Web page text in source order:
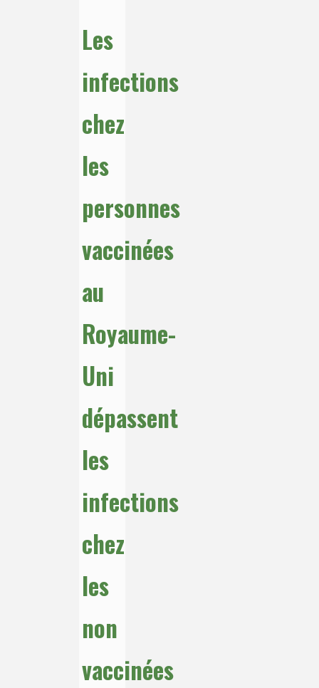
Les
infections
chez
les
personnes
vaccinées
au
Royaume-
Uni
dépassent
les
infections
chez
les
non
vaccinées